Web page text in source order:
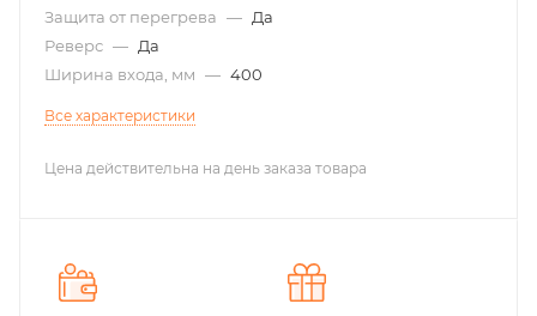
Защита от перегрева — Да
Реверс — Да
Ширина входа, мм — 400
Все характеристики
Цена действительна на день заказа товара